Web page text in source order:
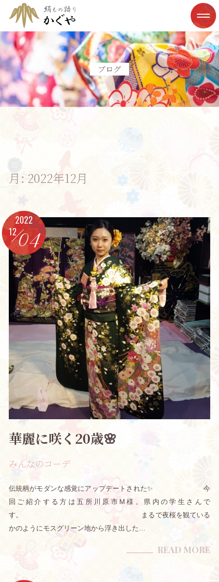
ブログ
月: 2022年12月
2022
1204
華麗に咲く20歳🌸
みんなのコーデ
伝統柄がモダンな感覚にアップデートされた✨ 今
回ご紹介する方は五所川原市M様。県内の学生さんで
す。 まるで夜桜を観ている
かのようにモスグリーン地から浮き出した…
READ MORE